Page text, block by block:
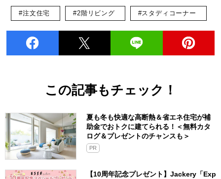
#注文住宅 #2階リビング #スタディコーナー
この記事もチェック！
夏も冬も快適な高断熱＆省エネ住宅が補
助金でおトクに建てられる！＜無料カタ
ログ＆プレゼントのチャンスも＞
PR
【10周年記念プレゼント】Jackery「Exp